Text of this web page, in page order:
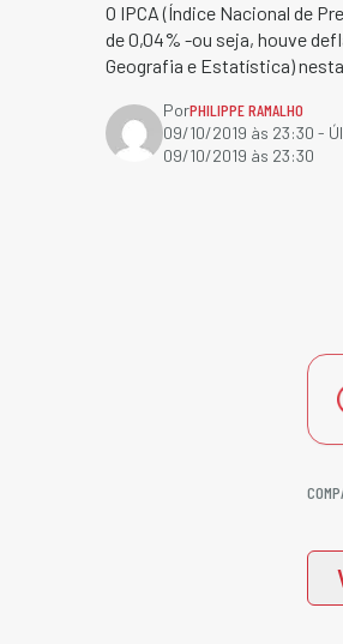
O IPCA (Índice Nacional de
de 0,04% -ou seja, houve
Geografia e Estatística)
PorPHILIPPE RAMALHO
09/10/2019 às 23:30 -
09/10/2019 às 23:30